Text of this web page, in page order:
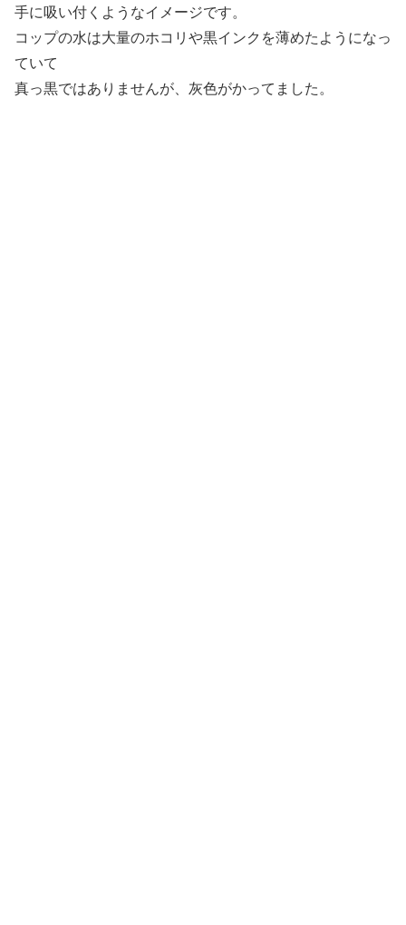
手に吸い付くようなイメージです。
コップの水は大量のホコリや黒インクを薄めたようになっ
ていて
真っ黒ではありませんが、灰色がかってました。